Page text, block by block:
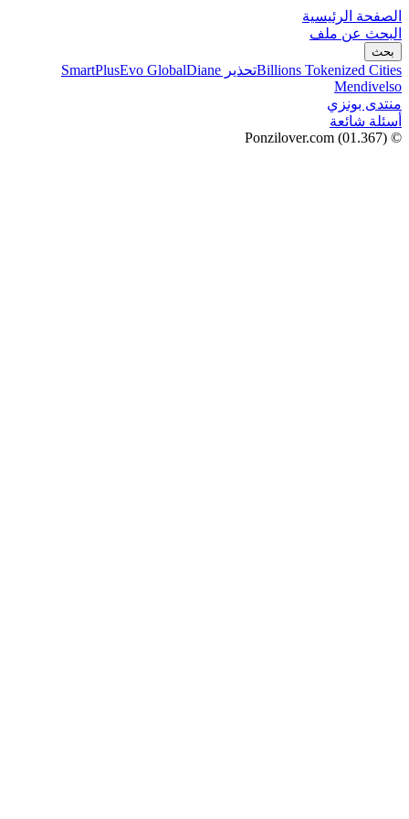
الصفحة الرئيسية
البحث عن ملف
بحث
Billions Tokenized Citiesتحذير SmartPlus Evo GlobalDiane
Mendivelso
منتدى بونزي
أسئلة شائعة
© Ponzilover.com
(01.367)